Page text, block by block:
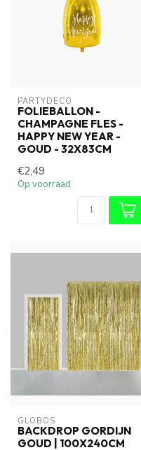
PARTYDECO
FOLIEBALLON -
CHAMPAGNE FLES -
HAPPY NEW YEAR -
GOUD - 32X83CM
€2,49
Op voorraad
GLOBOS
BACKDROP GORDIJN
GOUD | 100X240CM